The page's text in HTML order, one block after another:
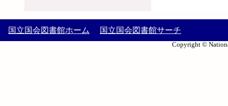
国立国会図書館ホーム 国立国会図書館サーチ
Copyright ©